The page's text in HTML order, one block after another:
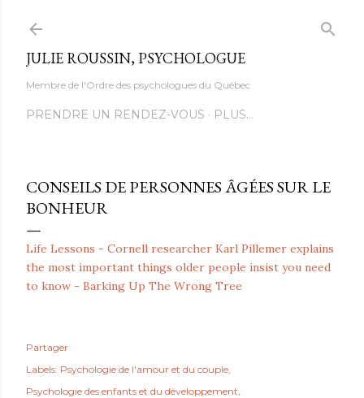
JULIE ROUSSIN, PSYCHOLOGUE
Membre de l'Ordre des psychologues du Québec
PRENDRE UN RENDEZ-VOUS PLUS…
CONSEILS DE PERSONNES ÂGÉES SUR LE
BONHEUR
Life Lessons - Cornell researcher Karl Pillemer explains
the most important things older people insist you need
to know - Barking Up The Wrong Tree
Partager
Labels: Psychologie de l'amour et du couple
Psychologie des enfants et du développement